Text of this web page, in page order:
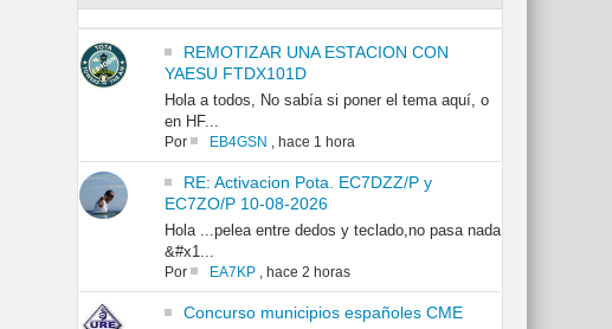
REMOTIZAR UNA ESTACION CON
YAESU FTDX101D
Hola a todos, No sabía si poner el tema aquí, o
en HF...
Por EB4GSN , hace 1 hora
RE: Activacion Pota. EC7DZZ/P y
EC7ZO/P 10-08-2026
Hola ...pelea entre dedos y teclado,no pasa nada
&#x1...
Por EA7KP, hace 2 horas
Concurso municipios españoles CME